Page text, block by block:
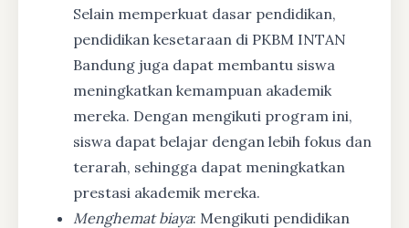
Selain memperkuat dasar pendidikan,
pendidikan kesetaraan di PKBM INTAN
Bandung juga dapat membantu siswa
meningkatkan kemampuan akademik
mereka. Dengan mengikuti program ini,
siswa dapat belajar dengan lebih fokus dan
terarah, sehingga dapat meningkatkan
prestasi akademik mereka.
Menghemat biaya: Mengikuti pendidikan